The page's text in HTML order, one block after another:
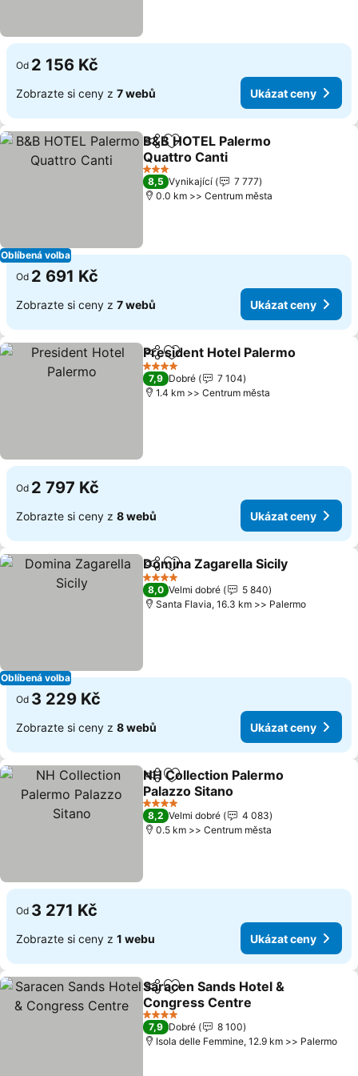
Od 2 156 Kč
Zobrazte si ceny z 7 webů Ukázat ceny
Oblíbená volba
SdíletPřidat na seznam oblíbených
B&B HOTEL Palermo
Quattro Canti
Ukázat ceny
3 Počet hvězdiček
8,5 Vynikající
7 777
0.0 km >> Centrum města
Od 2 691 Kč
Zobrazte si ceny z 7 webů Ukázat ceny
SdíletPřidat na seznam oblíbených
President Hotel Palermo
4 Počet hvězdiček
7,9 Dobré
7 104
1.4 km >> Centrum města
Od 2 797 Kč
Zobrazte si ceny z 8 webů Ukázat ceny
Oblíbená volba
SdíletPřidat na seznam oblíbených
Domina Zagarella Sicily
4 Počet hvězdiček
8,0 Velmi dobré
5 840
Santa Flavia, 16.3 km >> Palermo
Od 3 229 Kč
Zobrazte si ceny z 8 webů Ukázat ceny
SdíletPřidat na seznam oblíbených
NH Collection Palermo
Palazzo Sitano
Ukázat ceny
4 Počet hvězdiček
8,2 Velmi dobré
4 083
0.5 km >> Centrum města
Od 3 271 Kč
Zobrazte si ceny z 1 webu Ukázat ceny
SdíletPřidat na seznam oblíbených
Saracen Sands Hotel &
Congress Centre
Ukázat ceny
4 Počet hvězdiček
7,9 Dobré
8 100
Isola delle Femmine, 12.9 km >> Palermo